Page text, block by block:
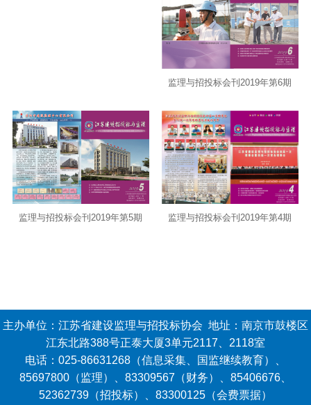
监理与招投标会刊2019年第6期
监理与招投标会刊2019年第5期 监理与招投标会刊2019年第4期
主办单位：江苏省建设监理与招投标协会 地址：南京市鼓楼区
江东北路388号正泰大厦3单元2117、2118室
电话：025-86631268（信息采集、国监继续教育）、
85697800（监理）、83309567（财务）、85406676、
52362739（招投标）、83300125（会费票据）